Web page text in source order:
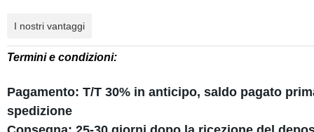
I nostri vantaggi
Termini e condizioni:
Pagamento: T/T 30% in anticipo, saldo pagato
spedizione